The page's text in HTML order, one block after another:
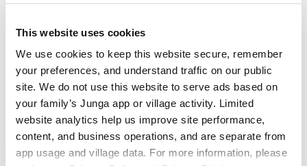
This website uses cookies
We use cookies to keep this website secure, remember
your preferences, and understand traffic on our public
site. We do not use this website to serve ads based on
your family’s Junga app or village activity. Limited
website analytics help us improve site performance,
content, and business operations, and are separate from
app usage and village data. For more information, please
pretende ser un espacio acogedor, motivador y adecuado para
Junga está concebido como un espacio positivo y seguro
donde los Keeper puedan centrarse en el crecimiento, la
resiliencia, la confianza y el desarrollo saludable de sus hijos.
Junga no permite contenidos relacionados con temas políticos,
religiosos, de violencia, de apuestas, que provoquen miedo,
de consumo de sustancias o que sigan tendencias.
Edad Recomendada